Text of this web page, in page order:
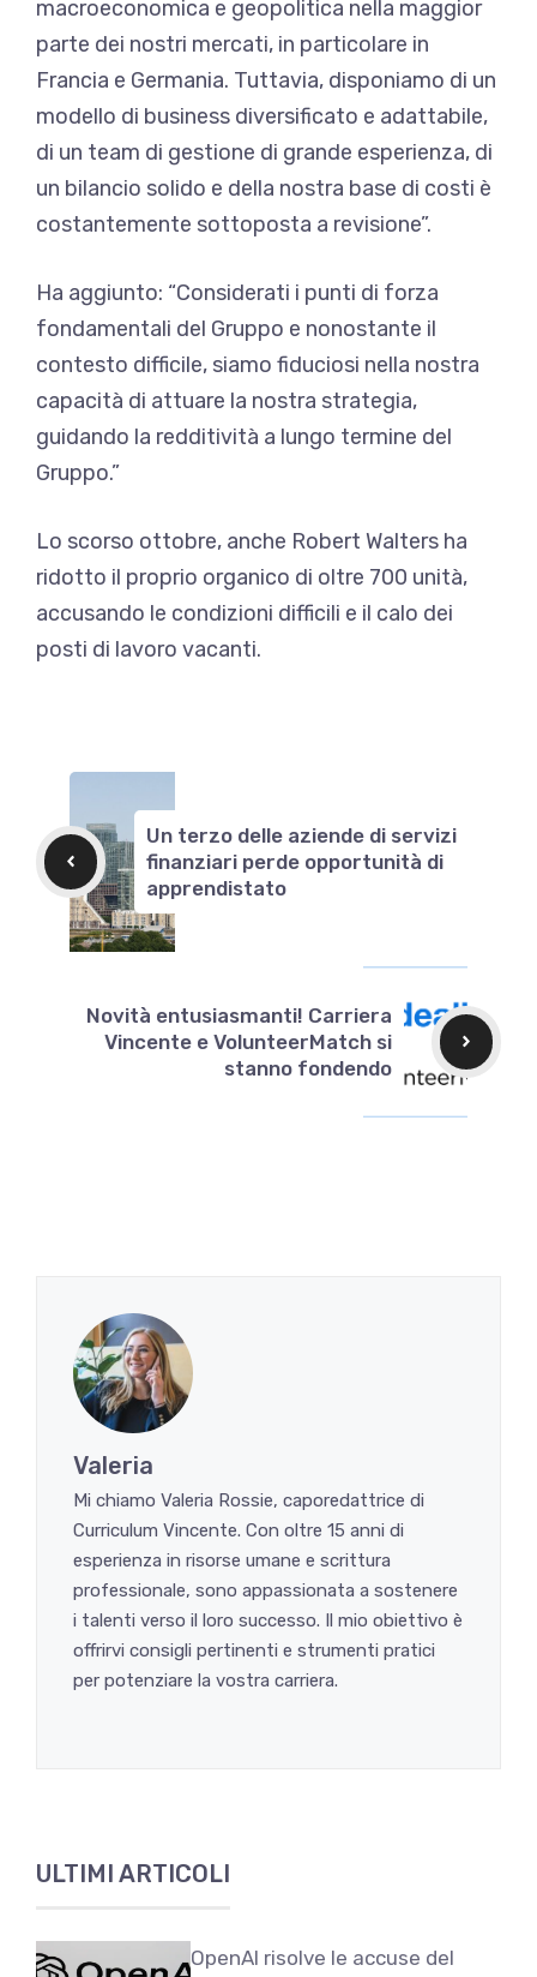
macroeconomica e geopolitica nella maggior
parte dei nostri mercati, in particolare in
Francia e Germania. Tuttavia, disponiamo di un
modello di business diversificato e adattabile,
di un team di gestione di grande esperienza, di
un bilancio solido e della nostra base di costi è
costantemente sottoposta a revisione”.
Ha aggiunto: “Considerati i punti di forza
fondamentali del Gruppo e nonostante il
contesto difficile, siamo fiduciosi nella nostra
capacità di attuare la nostra strategia,
guidando la redditività a lungo termine del
Gruppo.”
Lo scorso ottobre, anche Robert Walters ha
ridotto il proprio organico di oltre 700 unità,
accusando le condizioni difficili e il calo dei
posti di lavoro vacanti.
Un terzo delle aziende di servizi
finanziari perde opportunità di
apprendistato
Novità entusiasmanti! Carriera
Vincente e VolunteerMatch si
stanno fondendo
Valeria
Mi chiamo Valeria Rossie, caporedattrice di
Curriculum Vincente. Con oltre 15 anni di
esperienza in risorse umane e scrittura
professionale, sono appassionata a sostenere
i talenti verso il loro successo. Il mio obiettivo è
offrirvi consigli pertinenti e strumenti pratici
per potenziare la vostra carriera.
ULTIMI ARTICOLI
OpenAI risolve le accuse del